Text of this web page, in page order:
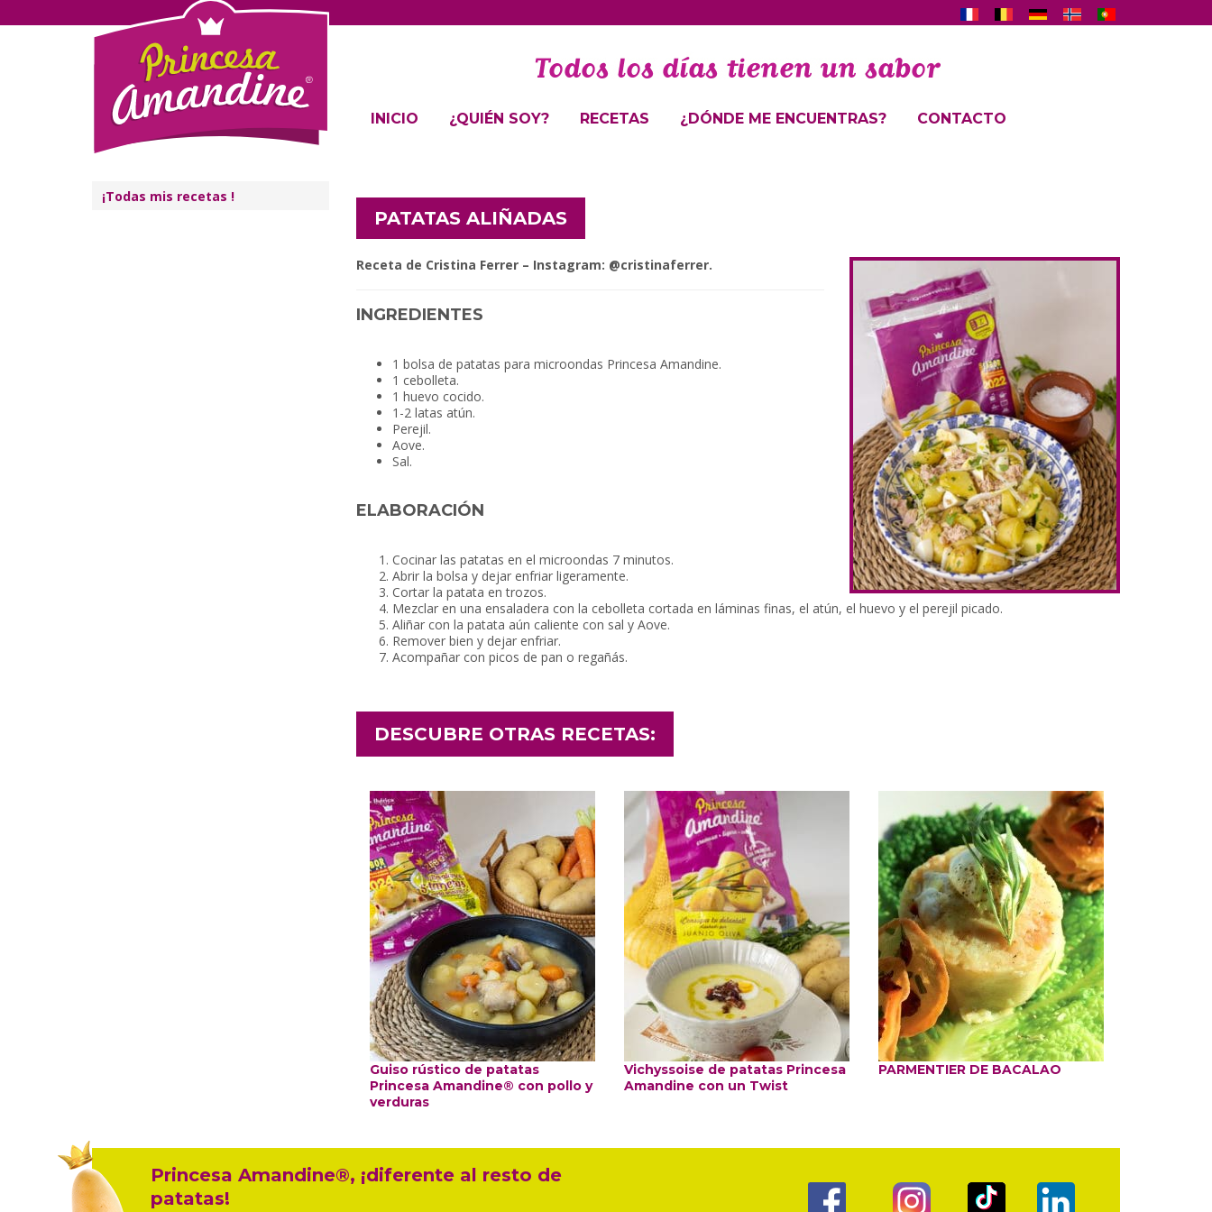
INICIO ¿QUIÉN SOY? RECETAS ¿DÓNDE ME ENCUENTRAS? CONTACTO
PATATAS ALIÑADAS
Receta de Cristina Ferrer – Instagram: @cristinaferrer.
INGREDIENTES
1 bolsa de patatas para microondas Princesa Amandine.
1 cebolleta.
1 huevo cocido.
1-2 latas atún.
Perejil.
Aove.
Sal.
ELABORACIÓN
Cocinar las patatas en el microondas 7 minutos.
Abrir la bolsa y dejar enfriar ligeramente.
Cortar la patata en trozos.
Mezclar en una ensaladera con la cebolleta cortada en láminas finas, el atún, el huevo y el perejil picado.
Aliñar con la patata aún caliente con sal y Aove.
Remover bien y dejar enfriar.
Acompañar con picos de pan o regañás.
DESCUBRE OTRAS RECETAS:
Guiso rústico de patatas
Princesa Amandine® con pollo y
verduras
Vichyssoise de patatas Princesa
Amandine con un Twist
PARMENTIER DE BACALAO
¡Todas mis recetas !
Princesa Amandine®, ¡diferente al resto de
patatas!